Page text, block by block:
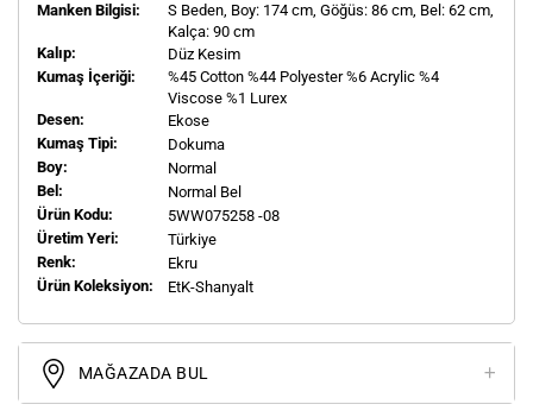
Manken Bilgisi:
S Beden, Boy: 174 cm, Göğüs: 86 cm, Bel: 62 cm,
Kalça: 90 cm
Kalıp:
Düz Kesim
Kumaş İçeriği:
%45 Cotton %44 Polyester %6 Acrylic %4
Viscose %1 Lurex
Desen:
Ekose
Kumaş Tipi:
Dokuma
Boy:
Normal
Bel:
Normal Bel
Ürün Kodu:
5WW075258 -08
Üretim Yeri:
Türkiye
Renk:
Ekru
Ürün Koleksiyon:
EtK-Shanyalt
MAĞAZADA BUL